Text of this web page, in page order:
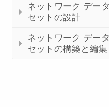
ネットワーク データ
セットの設計
ネットワーク データ
セットの構築と編集